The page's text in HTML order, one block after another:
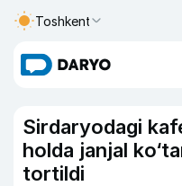
Toshkent
Sirdaryodagi
holda janjal
tortildi